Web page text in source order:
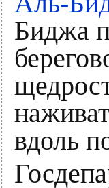
Биджа
вдоль